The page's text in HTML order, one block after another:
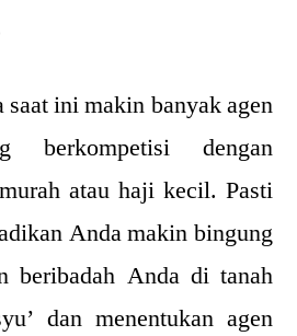
saat ini makin banyak agen
berkompetisi dengan
murah atau haji kecil. Pasti
Anda makin bingung
beribadah Anda di tanah
dan menentukan agen